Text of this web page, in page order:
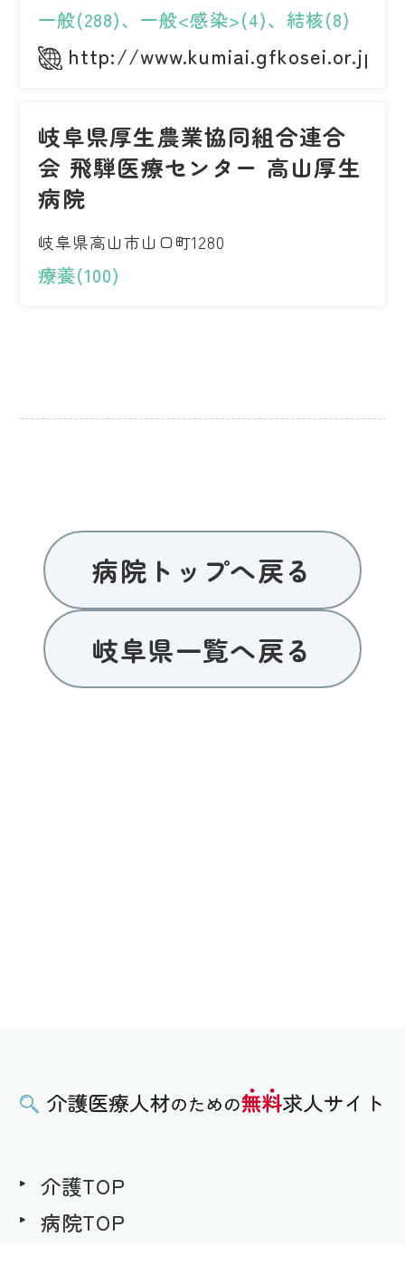
一般(288)、一般<感染>(4)、結核(8)
http://www.kumiai.gfkosei.or.jp/
岐阜県厚生農業協同組合連合
会 飛騨医療センター 高山厚生
病院
岐阜県高山市山口町1280
療養(100)
病院トップへ戻る
岐阜県一覧へ戻る
介護TOP
病院TOP